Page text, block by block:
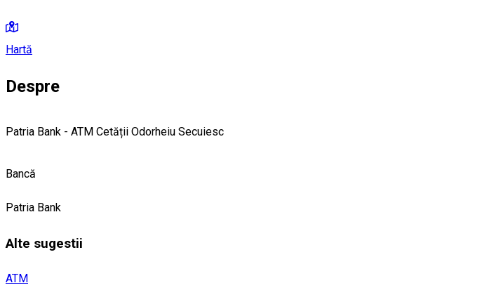
Hartă
Despre
Patria Bank - ATM Cetății Odorheiu Secuiesc
Bancă
Patria Bank
Alte sugestii
ATM